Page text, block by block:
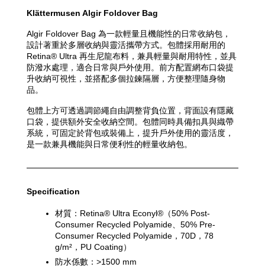
Klättermusen Algir Foldover Bag
Algir Foldover Bag 為一款輕量且機能性的日常收納包，
設計著重於多層收納與靈活攜帶方式。包體採用耐用的
Retina® Ultra 再生尼龍布料，兼具輕量與耐用特性，並具
防潑水處理，適合日常與戶外使用。前方配置網布口袋提
升收納可視性，並搭配多個拉鍊隔層，方便整理隨身物
品。
包體上方可透過調節繩自由調整背負位置，背面設有隱藏
口袋，提供額外安全收納空間。包體同時具備扣具與織帶
系統，可固定於背包或裝備上，提升戶外使用的靈活度，
是一款兼具機能與日常便利性的輕量收納包。
Specification
材質：Retina® Ultra Econyl®（50% Post-
Consumer Recycled Polyamide、50% Pre-
Consumer Recycled Polyamide，70D，78
g/m²，PU Coating）
防水係數：>1500 mm